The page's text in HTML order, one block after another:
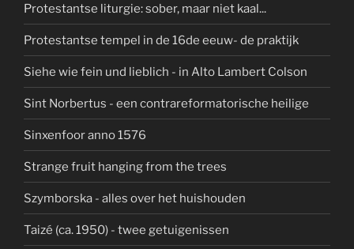
Protestantse liturgie: sober, maar niet kaal...
Protestantse tempel in de 16de eeuw- de praktijk
Siehe wie fein und lieblich - in Alto Lambert Colson
Sint Norbertus - een contrareformatorische heilige
Sinxenfoor anno 1576
Strange fruit hanging from the trees
Szymborska - alles over het huishouden
Taizé (ca. 1950) - twee getuigenissen